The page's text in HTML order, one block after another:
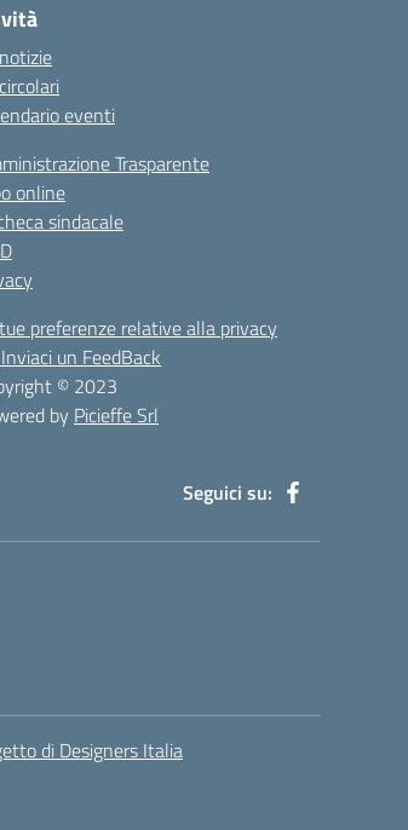
eventi
Trasparente
online
sindacale
preferenze relative alla privacy
Inviaci un FeedBack
© 2023
by Picieffe Srl
Seguici su:
di Designers Italia